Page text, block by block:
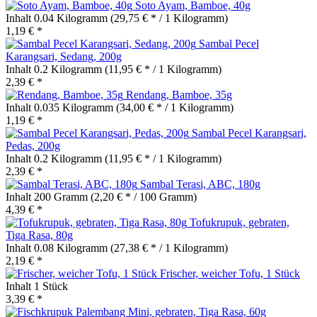
Soto Ayam, Bamboe, 40g
Inhalt 0.04 Kilogramm (29,75 € * / 1 Kilogramm)
1,19 € *
Sambal Pecel
Karangsari, Sedang, 200g
Inhalt 0.2 Kilogramm (11,95 € * / 1 Kilogramm)
2,39 € *
Rendang, Bamboe, 35g
Inhalt 0.035 Kilogramm (34,00 € * / 1 Kilogramm)
1,19 € *
Sambal Pecel Karangsari,
Pedas, 200g
Inhalt 0.2 Kilogramm (11,95 € * / 1 Kilogramm)
2,39 € *
Sambal Terasi, ABC, 180g
Inhalt 200 Gramm (2,20 € * / 100 Gramm)
4,39 € *
Tofukrupuk, gebraten,
Tiga Rasa, 80g
Inhalt 0.08 Kilogramm (27,38 € * / 1 Kilogramm)
2,19 € *
Frischer, weicher Tofu, 1 Stück
Inhalt 1 Stück
3,39 € *